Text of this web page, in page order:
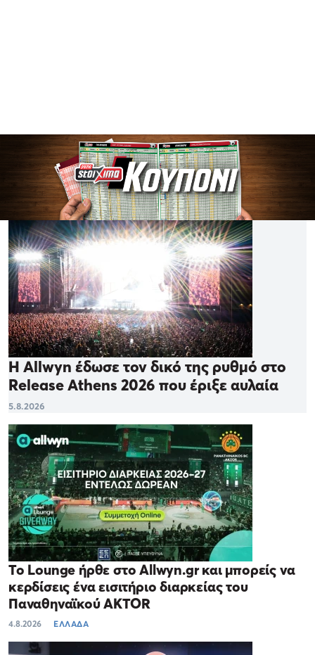
Η Allwyn έδωσε τον δικό της ρυθμό στο
Release Athens 2026 που έριξε αυλαία
5.8.2026
Το Lounge ήρθε στο Allwyn.gr και μπορείς να
κερδίσεις ένα εισιτήριο διαρκείας του
Παναθηναϊκού AKTOR
4.8.2026 ΕΛΛΑΔΑ